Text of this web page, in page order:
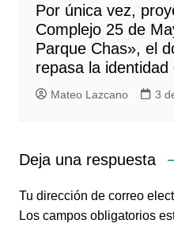
Por única vez,
Complejo 25 de
Parque Chas», el
repasa la identidad
Mateo Lazcano 3
Deja una respuesta
Tu dirección de correo
Los campos obligatorios